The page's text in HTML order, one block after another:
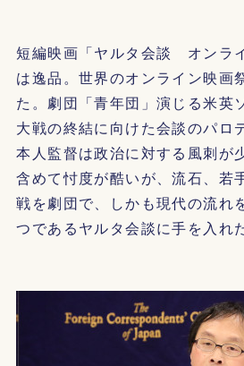
短編映画「ヤルタ会談 オンラ
は逸品。世界のオンライン映画
た。劇団「青年団」演じる米英
大戦の終結に向けた会談のパロ
本人監督は政治に対する風刺が
含めて忖度が酷いが、流石、若
戦を劇団で、しかも現代の流れ
つであるヤルタ会談に手を入れた